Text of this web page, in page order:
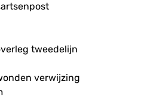
tweedelijn
verwijzing